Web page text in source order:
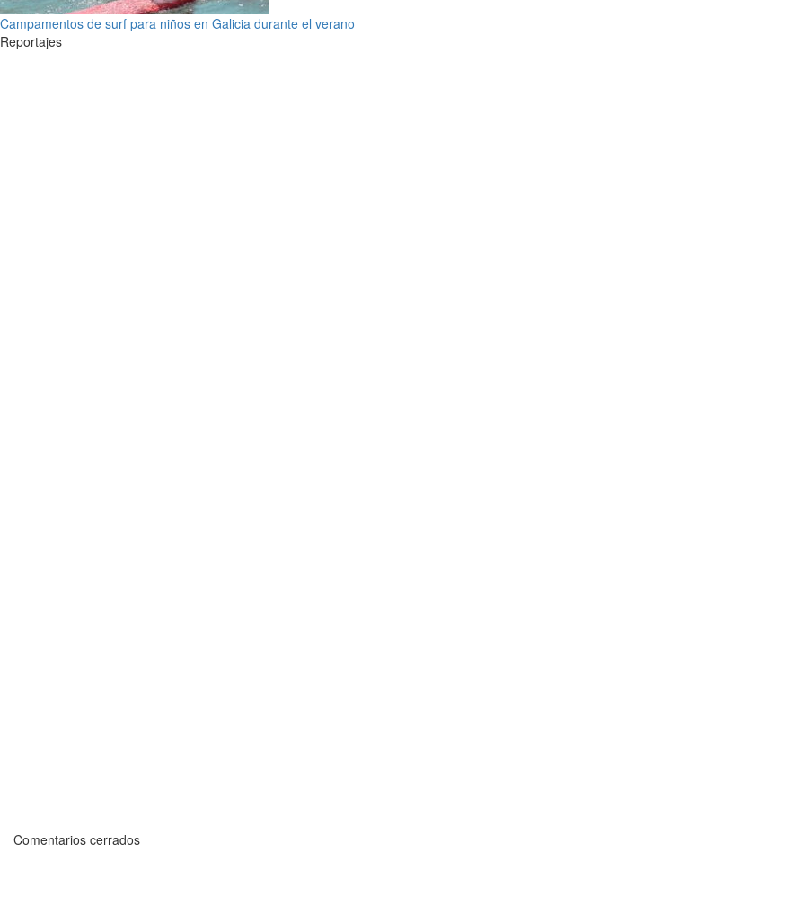
Campamentos de surf para niños en Galicia durante el verano
Reportajes
Comentarios cerrados